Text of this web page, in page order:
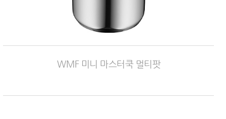
WMF 미니 마스터쿡 멀티팟